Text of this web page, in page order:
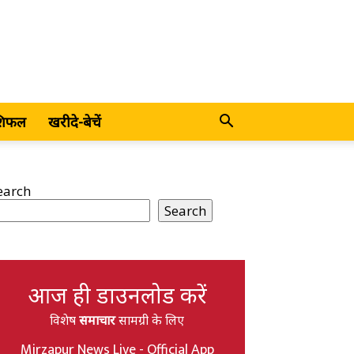
खरीदे-बेचें
Search
आज ही डाउनलोड करें
विशेषसमाचारसामग्री के लिए